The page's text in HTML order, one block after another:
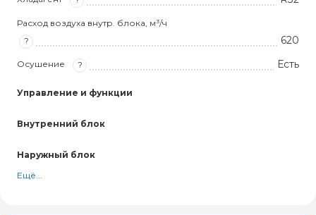
Расход воздуха внутр. блока, м³/ч
?
620
Осушение ? Есть
Управление и функции
Внутренний блок
Наружный блок
Ещё...